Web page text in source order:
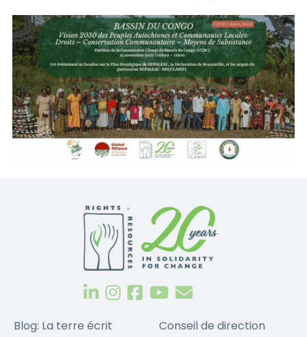
Blog: La terre écrit
Conseil de direction